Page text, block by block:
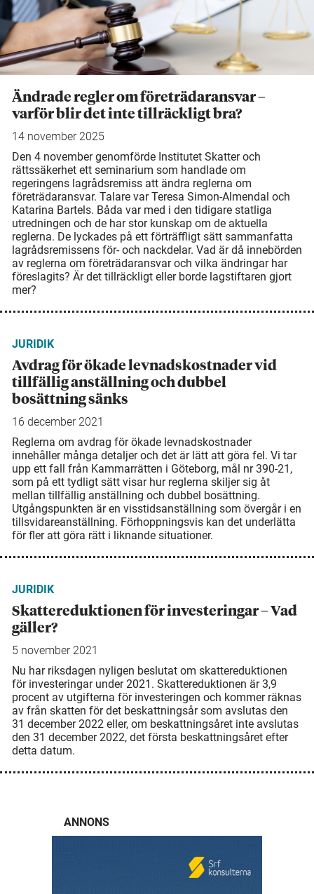
Ändrade regler om företrädaransvar –
varför blir det inte tillräckligt bra?
14 november 2025
Den 4 november genomförde Institutet Skatter och
rättssäkerhet ett seminarium som handlade om
regeringens lagrådsremiss att ändra reglerna om
företrädaransvar. Talare var Teresa Simon-Almendal och
Katarina Bartels. Båda var med i den tidigare statliga
utredningen och de har stor kunskap om de aktuella
reglerna. De lyckades på ett förträffligt sätt sammanfatta
lagrådsremissens för- och nackdelar. Vad är då innebörden
av reglerna om företrädaransvar och vilka ändringar har
föreslagits? Är det tillräckligt eller borde lagstiftaren gjort
mer?
JURIDIK
Avdrag för ökade levnads­kostnader vid
tillfällig anställning och dubbel
bosättning sänks
16 december 2021
Reglerna om avdrag för ökade levnadskostnader
innehåller många detaljer och det är lätt att göra fel. Vi tar
upp ett fall från Kammarrätten i Göteborg, mål nr 390-21,
som på ett tydligt sätt visar hur reglerna skiljer sig åt
mellan tillfällig anställning och dubbel bo­sättning.
Utgångspunkten är en visstidsanställning som övergår i en
tillsvidare­anställning. Förhoppningsvis kan det underlätta
för fler att göra rätt i liknande situationer.
JURIDIK
Skattereduktionen för investeringar – Vad
gäller?
5 november 2021
Nu har riksdagen nyligen beslutat om skattereduktionen
för investeringar under 2021. Skattereduktionen är 3,9
procent av utgifterna för investeringen och kommer räknas
av från skatten för det beskattningsår som avslutas den
31 december 2022 eller, om beskattningsåret inte avslutas
den 31 december 2022, det första beskattningsåret efter
detta datum.
ANNONS